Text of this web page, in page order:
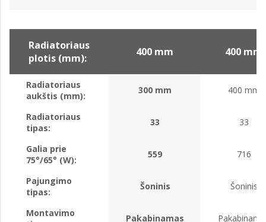
Radiatoriaus
plotis (mm):
400 mm 400 mm
Radiatoriaus
aukštis (mm):
300 mm 400 mm
Radiatoriaus
tipas:
33 33
Galia prie
75°/65° (W):
559 716
Pajungimo
tipas:
Šoninis Šoninis
Montavimo
Pakabinamas